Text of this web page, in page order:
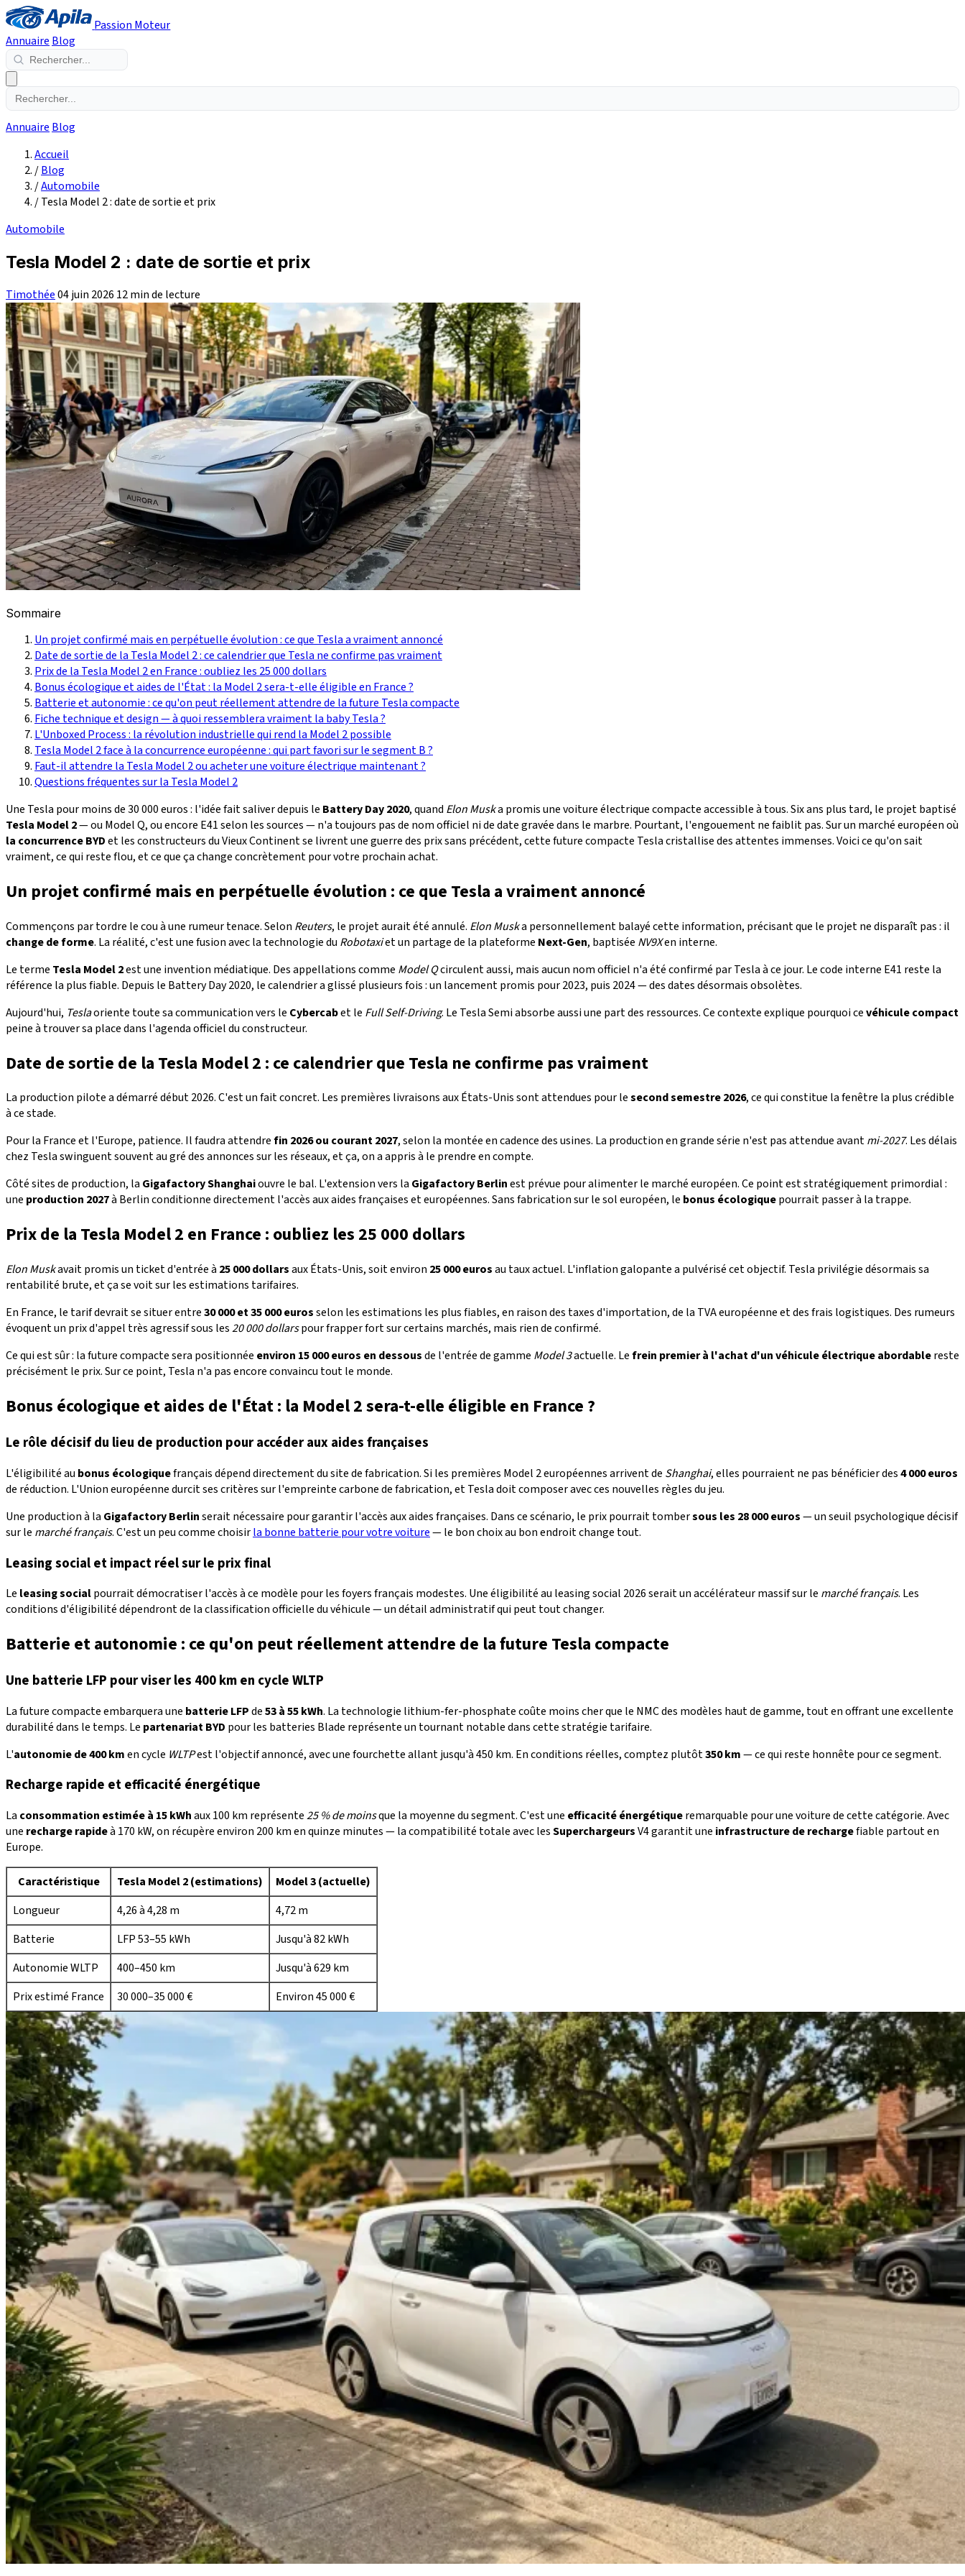
Passion Moteur
Annuaire Blog
Annuaire Blog
Accueil
/Blog
/Automobile
/Tesla Model 2 : date de sortie et prix
Automobile
Tesla Model 2 : date de sortie et prix
Timothée04 juin 2026 12 min de lecture
Sommaire
Un projet confirmé mais en perpétuelle évolution : ce que Tesla a vraiment annoncé
Date de sortie de la Tesla Model 2 : ce calendrier que Tesla ne confirme pas vraiment
Prix de la Tesla Model 2 en France : oubliez les 25 000 dollars
Bonus écologique et aides de l'État : la Model 2 sera-t-elle éligible en France ?
Batterie et autonomie : ce qu'on peut réellement attendre de la future Tesla compacte
Fiche technique et design — à quoi ressemblera vraiment la baby Tesla ?
L'Unboxed Process : la révolution industrielle qui rend la Model 2 possible
Tesla Model 2 face à la concurrence européenne : qui part favori sur le segment B ?
Faut-il attendre la Tesla Model 2 ou acheter une voiture électrique maintenant ?
Questions fréquentes sur la Tesla Model 2
Une Tesla pour moins de 30 000 euros : l'idée fait saliver depuis le Battery Day 2020, quand Elon Muska promis une voiture électrique compacte accessible à tous. Six ans plus tard, le projet baptisé
Tesla Model 2— ou Model Q, ou encore E41 selon les sources — n'a toujours pas de nom officiel ni de date gravée dans le marbre. Pourtant, l'engouement ne faiblit pas. Sur un marché européen où
la concurrence BYDet les constructeurs du Vieux Continent se livrent une guerre des prix sans précédent, cette future compacte Tesla cristallise des attentes immenses. Voici ce qu'on sait
vraiment, ce qui reste flou, et ce que ça change concrètement pour votre prochain achat.
Un projet confirmé mais en perpétuelle évolution : ce que Tesla a vraiment annoncé
Commençons par tordre le cou à une rumeur tenace. Selon Reuters, le projet aurait été annulé. Elon Muska personnellement balayé cette information, précisant que le projet ne disparaît pas : il
change de forme. La réalité, c'est une fusion avec la technologie du Robotaxiet un partage de la plateforme Next-Gen, baptisée NV9Xen interne.
Le terme Tesla Model 2est une invention médiatique. Des appellations comme Model Qcirculent aussi, mais aucun nom officiel n'a été confirmé par Tesla à ce jour. Le code interne E41 reste la
référence la plus fiable. Depuis le Battery Day 2020, le calendrier a glissé plusieurs fois : un lancement promis pour 2023, puis 2024 — des dates désormais obsolètes.
Aujourd'hui, Teslaoriente toute sa communication vers le Cybercabet le Full Self-Driving. Le Tesla Semi absorbe aussi une part des ressources. Ce contexte explique pourquoi cevéhicule compact
peine à trouver sa place dans l'agenda officiel du constructeur.
Date de sortie de la Tesla Model 2 : ce calendrier que Tesla ne confirme pas vraiment
La production pilote a démarré début 2026. C'est un fait concret. Les premières livraisons aux États-Unis sont attendues pour lesecond semestre 2026, ce qui constitue la fenêtre la plus crédible
à ce stade.
Pour la France et l'Europe, patience. Il faudra attendrefin 2026 ou courant 2027, selon la montée en cadence des usines. La production en grande série n'est pas attendue avantmi-2027. Les délais
chez Tesla swinguent souvent au gré des annonces sur les réseaux, et ça, on a appris à le prendre en compte.
Côté sites de production, la Gigafactory Shanghaiouvre le bal. L'extension vers la Gigafactory Berlinest prévue pour alimenter le marché européen. Ce point est stratégiquement primordial :
une production 2027à Berlin conditionne directement l'accès aux aides françaises et européennes. Sans fabrication sur le sol européen, le bonus écologiquepourrait passer à la trappe.
Prix de la Tesla Model 2 en France : oubliez les 25 000 dollars
Elon Muskavait promis un ticket d'entrée à 25 000 dollarsaux États-Unis, soit environ 25 000 eurosau taux actuel. L'inflation galopante a pulvérisé cet objectif. Tesla privilégie désormais sa
rentabilité brute, et ça se voit sur les estimations tarifaires.
En France, le tarif devrait se situer entre30 000 et 35 000 eurosselon les estimations les plus fiables, en raison des taxes d'importation, de la TVA européenne et des frais logistiques. Des rumeurs
évoquent un prix d'appel très agressif sous les20 000 dollarspour frapper fort sur certains marchés, mais rien de confirmé.
Ce qui est sûr : la future compacte sera positionnée environ 15 000 euros en dessousde l'entrée de gamme Model 3actuelle. Lefrein premier à l'achat d'un véhicule électrique abordablereste
précisément le prix. Sur ce point, Tesla n'a pas encore convaincu tout le monde.
Bonus écologique et aides de l'État : la Model 2 sera-t-elle éligible en France ?
Le rôle décisif du lieu de production pour accéder aux aides françaises
L'éligibilité au bonus écologiquefrançais dépend directement du site de fabrication. Si les premières Model 2 européennes arrivent de Shanghai, elles pourraient ne pas bénéficier des4 000 euros
de réduction. L'Union européenne durcit ses critères sur l'empreinte carbone de fabrication, et Tesla doit composer avec ces nouvelles règles du jeu.
Une production à la Gigafactory Berlinserait nécessaire pour garantir l'accès aux aides françaises. Dans ce scénario, le prix pourrait tombersous les 28 000 euros— un seuil psychologique décisif
sur le marché français. C'est un peu comme choisirla bonne batterie pour votre voiture— le bon choix au bon endroit change tout.
Leasing social et impact réel sur le prix final
Le leasing socialpourrait démocratiser l'accès à ce modèle pour les foyers français modestes. Une éligibilité au leasing social 2026 serait un accélérateur massif sur le marché français. Les
conditions d'éligibilité dépendront de la classification officielle du véhicule — un détail administratif qui peut tout changer.
Batterie et autonomie : ce qu'on peut réellement attendre de la future Tesla compacte
Une batterie LFP pour viser les 400 km en cycle WLTP
La future compacte embarquera une batterie LFPde53 à 55 kWh. La technologie lithium-fer-phosphate coûte moins cher que le NMC des modèles haut de gamme, tout en offrant une excellente
durabilité dans le temps. Le partenariat BYD pour les batteries Blade représente un tournant notable dans cette stratégie tarifaire.
L'autonomie de 400 kmen cycle WLTPest l'objectif annoncé, avec une fourchette allant jusqu'à 450 km. En conditions réelles, comptez plutôt350 km— ce qui reste honnête pour ce segment.
Recharge rapide et efficacité énergétique
La consommation estimée à 15 kWhaux 100 km représente25 % de moinsque la moyenne du segment. C'est une efficacité énergétiqueremarquable pour une voiture de cette catégorie. Avec
une recharge rapideà 170 kW, on récupère environ 200 km en quinze minutes — la compatibilité totale avec lesSuperchargeursV4 garantit une infrastructure de rechargefiable partout en
Europe.
Caractéristique Tesla Model 2 (estimations)
Model 3 (actuelle)
Longueur
4,26 à 4,28 m
4,72 m
Batterie
LFP 53–55 kWh
Jusqu'à 82 kWh
Autonomie WLTP
400–450 km
Jusqu'à 629 km
Prix estimé France
30 000–35 000 € Environ 45 000 €